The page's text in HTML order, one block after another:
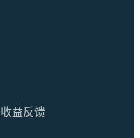
收益反馈